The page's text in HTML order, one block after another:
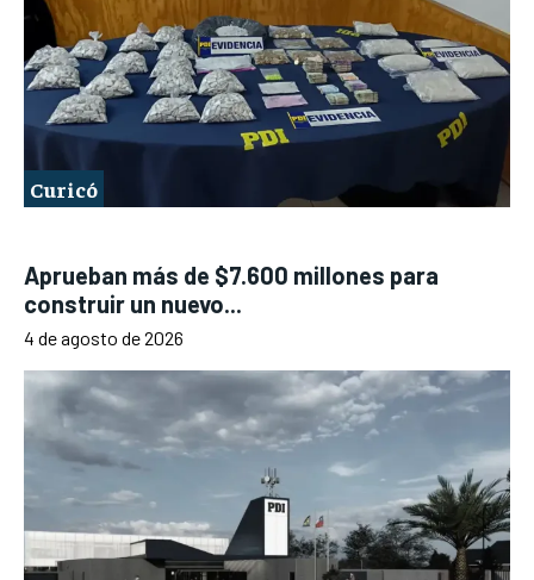
Curicó
Aprueban más de $7.600 millones para
construir un nuevo...
4 de agosto de 2026